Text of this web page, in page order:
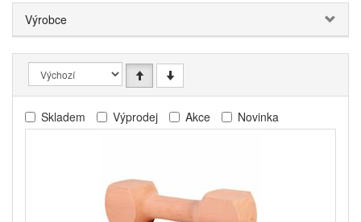
Výrobce
Skladem Výprodej Akce Novinka